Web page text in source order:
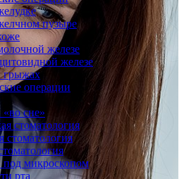
пузыре
железе
железе
грыжах
операции
сне»
стоматология
стоматология
под микроскопом
рта